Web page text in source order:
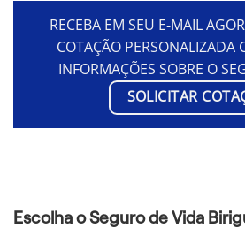
RECEBA EM SEU E-MAIL
COTAÇÃO PERSONALIZADA
INFORMAÇÕES SOBRE O
SOLICITAR
Escolha o Seguro de Vida